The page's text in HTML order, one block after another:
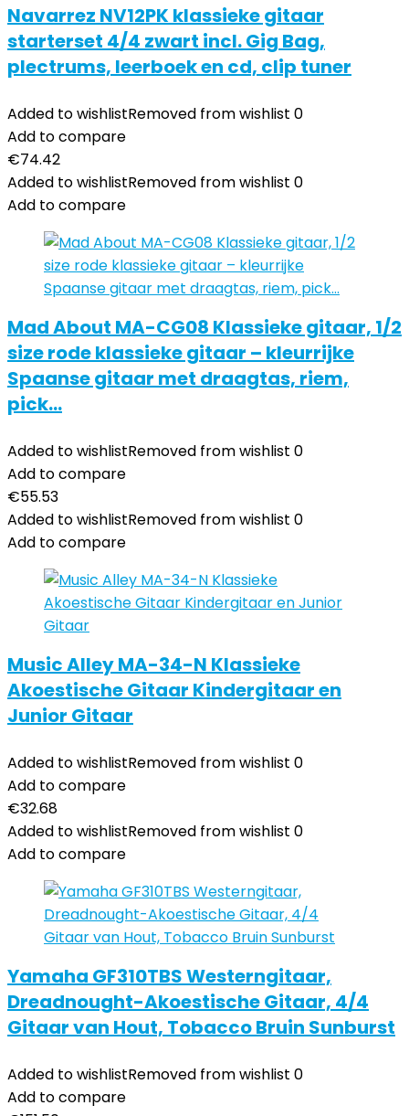
Navarrez NV12PK klassieke gitaar
starterset 4/4 zwart incl. Gig Bag,
plectrums, leerboek en cd, clip tuner
Added to wishlistRemoved from wishlist 0
Add to compare
€74.42
Added to wishlistRemoved from wishlist 0
Add to compare
Mad About MA-CG08 Klassieke gitaar, 1/2
size rode klassieke gitaar – kleurrijke
Spaanse gitaar met draagtas, riem,
pick…
Added to wishlistRemoved from wishlist 0
Add to compare
€55.53
Added to wishlistRemoved from wishlist 0
Add to compare
Music Alley MA-34-N Klassieke
Akoestische Gitaar Kindergitaar en
Junior Gitaar
Added to wishlistRemoved from wishlist 0
Add to compare
€32.68
Added to wishlistRemoved from wishlist 0
Add to compare
Yamaha GF310TBS Westerngitaar,
Dreadnought-Akoestische Gitaar, 4/4
Gitaar van Hout, Tobacco Bruin Sunburst
Added to wishlistRemoved from wishlist 0
Add to compare